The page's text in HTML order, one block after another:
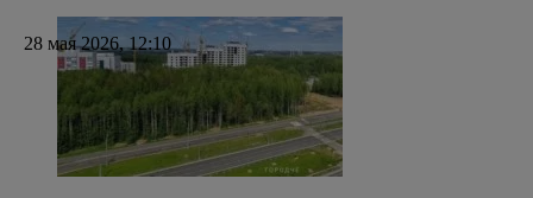
28 мая 2026, 12:10